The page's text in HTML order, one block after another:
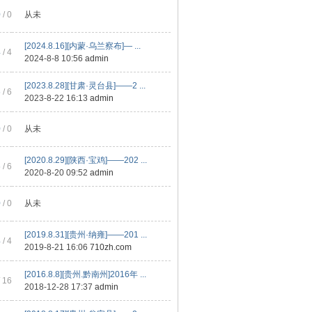
/ 0 从未
/ 4
[2024.8.16][内蒙·乌兰察布]— ...
2024-8-8 10:56 admin
/ 6
[2023.8.28][甘肃·灵台县]——2 ...
2023-8-22 16:13 admin
/ 0 从未
/ 6
[2020.8.29][陕西·宝鸡]——202 ...
2020-8-20 09:52 admin
/ 0 从未
/ 4
[2019.8.31][贵州·纳雍]——201 ...
2019-8-21 16:06 710zh.com
[2016.8.8][贵州.黔南州]2016年 ...
2018-12-28 17:37 admin